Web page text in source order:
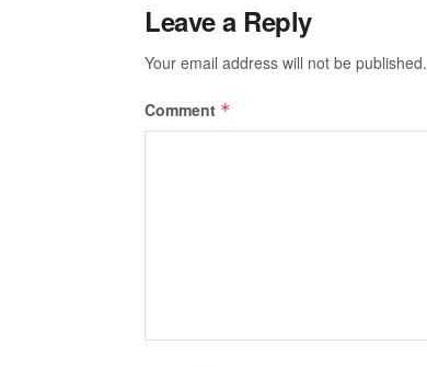
Leave a Reply
Your email address will not be published.
Comment *